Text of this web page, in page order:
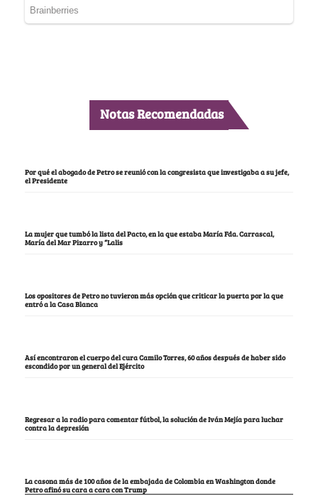
Notas Recomendadas
Por qué el abogado de Petro se reunió con la congresista que investigaba a su jefe,
el Presidente
La mujer que tumbó la lista del Pacto, en la que estaba María Fda. Carrascal,
María del Mar Pizarro y “Lalis
Los opositores de Petro no tuvieron más opción que criticar la puerta por la que
entró a la Casa Blanca
Así encontraron el cuerpo del cura Camilo Torres, 60 años después de haber sido
escondido por un general del Ejército
Regresar a la radio para comentar fútbol, la solución de Iván Mejía para luchar
contra la depresión
La casona más de 100 años de la embajada de Colombia en Washington donde
Petro afinó su cara a cara con Trump